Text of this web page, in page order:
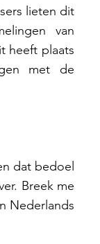
lieten dit
van
heeft plaats
met de
dat bedoel
Breek me
Nederlands